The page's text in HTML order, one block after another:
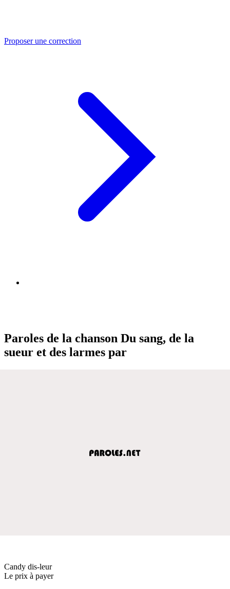
Proposer une correction
Paroles de la chanson Du sang, de la
sueur et des larmes par
Candy dis-leur
Le prix à payer